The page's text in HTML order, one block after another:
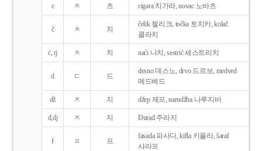
c ㅊ 츠 cigara 치가라, novac 노바츠
č ㅊ 치
čelik 첼리크, točka 토치카, kolač
콜라치
ć, tj ㅊ 치 naći 나치, sestrić 세스트리치
d ㄷ 드
desno 데스노, drvo 드르보, medved
메드베드
dž ㅈ 지 džep 제프, narudžba 나루지바
đ,dj ㅈ 지 Ðurađ 주라지
f ㅍ 프
fasada 파사다, kifla 키플라, šaraf
샤라프